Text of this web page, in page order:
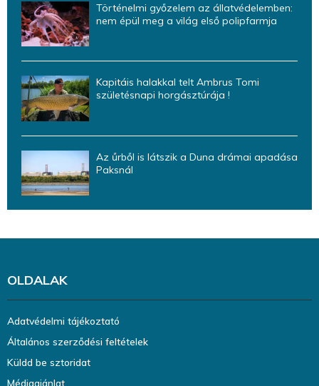
Történelmi győzelem az állatvédelemben:
nem épül meg a világ első polipfarmja
Kapitáis halakkal telt Ambrus Tomi
születésnapi horgásztúrája !
Az űrből is látszik a Duna drámai apadása
Paksnál
OLDALAK
Adatvédelmi tájékoztató
Általános szerződési feltételek
Küldd be sztoridat
Médiaajánlat